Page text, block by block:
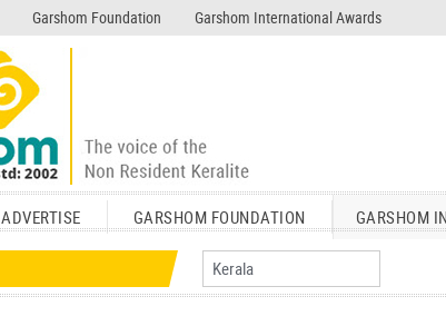
Garshom Foundation Garshom International Awards
ADVERTISE GARSHOM FOUNDATION GARSHOM